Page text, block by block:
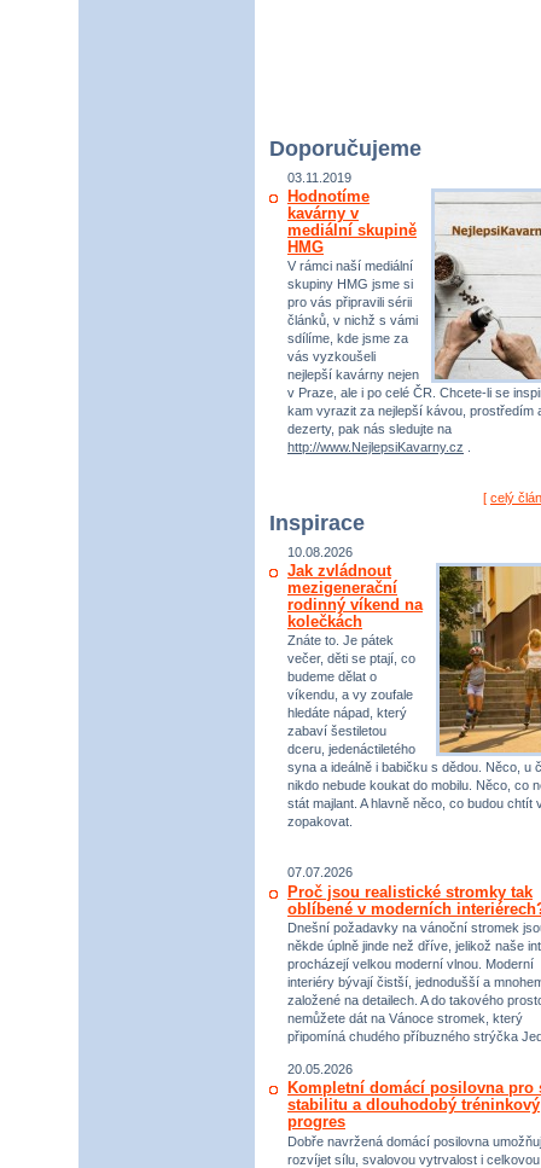
Doporučujeme
03.11.2019
Hodnotíme
kavárny v
mediální skupině
HMG
V rámci naší mediální
skupiny HMG jsme si
pro vás připravili sérii
článků, v nichž s vámi
sdílíme, kde jsme za
vás vyzkoušeli
nejlepší kavárny nejen
v Praze, ale i po celé ČR. Chcete-li se
kam vyrazit za nejlepší kávou, prostředím
dezerty, pak nás sledujte na
http://www.NejlepsiKavarny.cz
[ celý
Inspirace
10.08.2026
Jak zvládnout
mezigenerační
rodinný víkend na
kolečkách
Znáte to. Je pátek
večer, děti se ptají, co
budeme dělat o
víkendu, a vy zoufale
hledáte nápad, který
zabaví šestiletou
dceru, jedenáctiletého
syna a ideálně i babičku s dědou. Něco, u
nikdo nebude koukat do mobilu. Něco, co
stát majlant. A hlavně něco, co budou chtít
zopakovat.
07.07.2026
Proč jsou realistické stromky tak
oblíbené v moderních
Dnešní požadavky na vánoční stromek
někde úplně jinde než dříve, jelikož naše
procházejí velkou moderní vlnou. Moderní
interiéry bývají čistší, jednodušší a
založené na detailech. A do takového
nemůžete dát na Vánoce stromek, který
připomíná chudého příbuzného strýčka
20.05.2026
Kompletní domácí posilovna pro
stabilitu a dlouhodobý tréninkový
progres
Dobře navržená domácí posilovna
rozvíjet sílu, svalovou vytrvalost i celkovou